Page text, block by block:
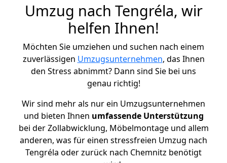
Umzug nach Tengréla, wir
helfen Ihnen!
Möchten Sie umziehen und suchen nach einem
zuverlässigen Umzugsunternehmen, das Ihnen
den Stress abnimmt? Dann sind Sie bei uns
genau richtig!
Wir sind mehr als nur ein Umzugsunternehmen
und bieten Ihnen umfassende Unterstützung
bei der Zollabwicklung, Möbelmontage und allem
anderen, was für einen stressfreien Umzug nach
Tengréla oder zurück nach Chemnitz benötigt